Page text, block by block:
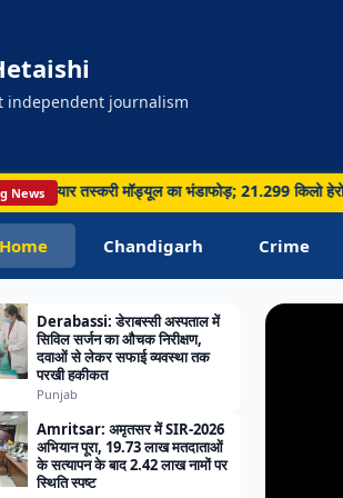
independent journalism
Newsतस्करी मॉड्यूल का भंडाफोड़; 21.299 किलो हेरोइन
Home Chandigarh Crime
Derabassi: डेराबस्सी अस्पताल में
सिविल सर्जन का औचक निरीक्षण,
दवाओं से लेकर सफाई व्यवस्था तक
परखी हकीकत
Punjab
Amritsar: अमृतसर में SIR-2026
अभियान पूरा, 19.73 लाख मतदाताओं
के सत्यापन के बाद 2.42 लाख नामों पर
स्थिति स्पष्ट
में 26